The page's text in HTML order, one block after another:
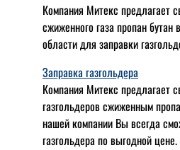
Компания Митекс предлагает
сжиженного газа пропан
области для заправки
Заправка газгольдера
Компания Митекс предлагает
газгольдеров сжиженным
нашей компании Вы всегда
газгольдера по выгодной цене.